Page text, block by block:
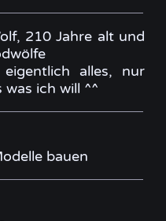
210 Jahre alt und
alles, nur
ich will ^^
bauen